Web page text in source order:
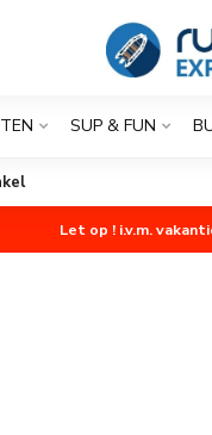
SUP & FUN
Let op ! i.v.m.